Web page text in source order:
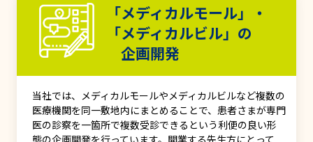
「メディカルモール」・
「メディカルビル」の
企画開発
当社では、メディカルモールやメディカルビルなど複数の
医療機関を同一敷地内にまとめることで、患者さまが専門
医の診察を一箇所で複数受診できるという利便の良い形